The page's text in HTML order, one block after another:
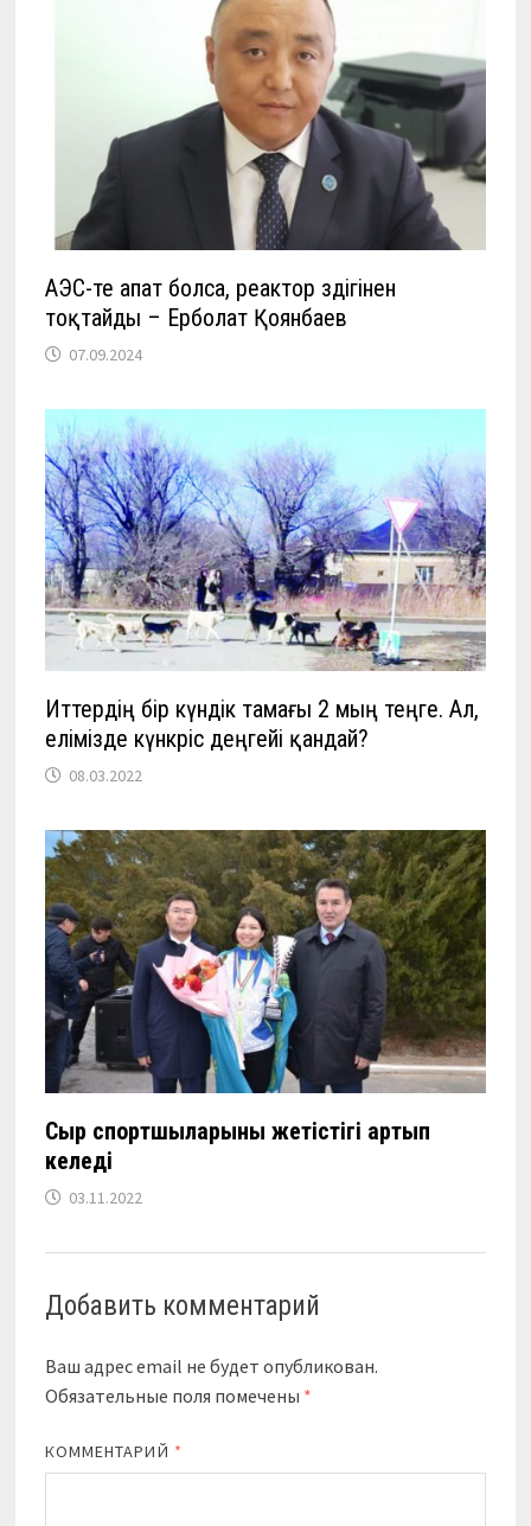
АЭС-те апат болса, реактор өздігінен
тоқтайды – Ерболат Қоянбаев
07.09.2024
Иттердің бір күндік тамағы 2 мың теңге. Ал,
елімізде күнкөріс деңгейі қандай?
08.03.2022
Сыр спортшыларының жетістігі артып
келеді
03.11.2022
Добавить комментарий
Ваш адрес email не будет опубликован.
Обязательные поля помечены *
КОММЕНТАРИЙ *